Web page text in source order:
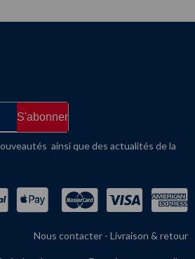
S'abonner
ainsi que des actualités de la
Nous contacter - Livraison & retour